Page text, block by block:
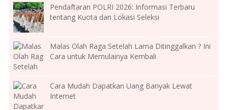
Pendaftaran POLRI 2026: Informasi Terbaru
tentang Kuota dan Lokasi Seleksi
Malas Olah Raga Setelah Lama Ditinggalkan ? Ini
Cara untuk Memulainya Kembali
Cara Mudah Dapatkan Uang Banyak Lewat
Internet